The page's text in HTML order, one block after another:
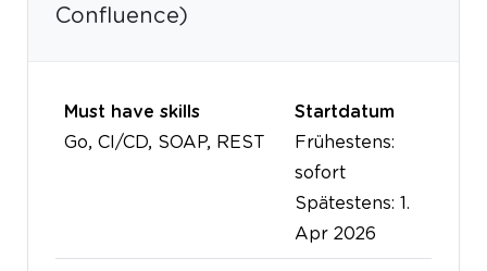
Confluence)
Must have skills
Go, CI/CD, SOAP, REST
Startdatum
Frühestens:
sofort
Spätestens: 1.
Apr 2026